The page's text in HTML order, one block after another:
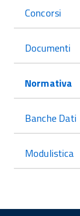
Concorsi
Documenti
Normativa
Banche Dati
Modulistica